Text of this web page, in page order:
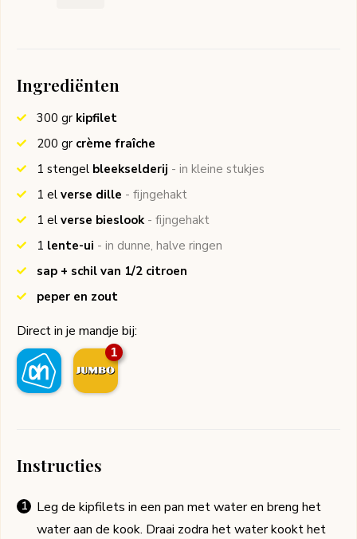
Ingrediënten
300 gr kipfilet
200 gr crème fraîche
1 stengel bleekselderij - in kleine stukjes
1 el verse dille - fijngehakt
1 el verse bieslook - fijngehakt
1 lente-ui - in dunne, halve ringen
sap + schil van 1/2 citroen
peper en zout
Direct in je mandje bij:
1
Instructies
Leg de kipfilets in een pan met water en breng het
water aan de kook. Draai zodra het water kookt het